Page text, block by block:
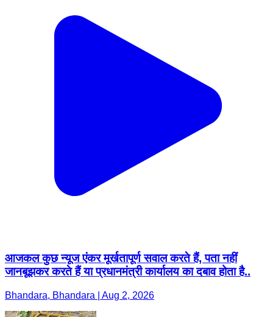
आजकल कुछ न्यूज एंकर मूर्खतापूर्ण सवाल करते हैं, पता नहीं
जानबूझकर करते हैं या प्रधानमंत्री कार्यालय का दबाव होता है..
Bhandara, Bhandara | Aug 2, 2026